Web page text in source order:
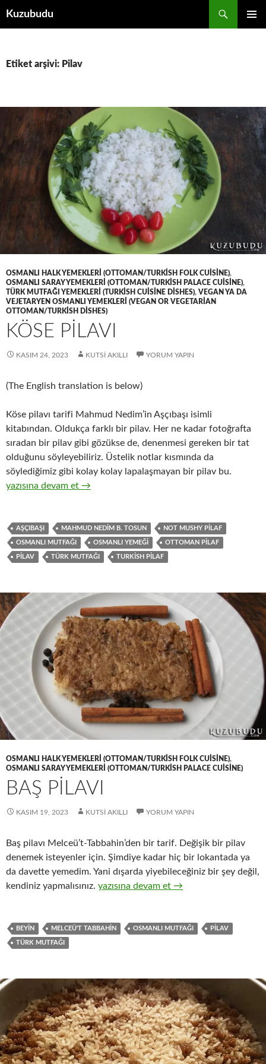
Kuzubudu
Etiket arşivi: Pilav
OSMANLI HALK YEMEKLERI (OTTOMAN/TURKISH FOLK CUISINE),
OSMANLI SARAY YEMEKLERI (OTTOMAN/TURKISH PALACE CUISINE),
TÜRK MUTFAĞI YEMEKLERI (TURKISH CUISINE DISHES), VEGAN YA DA
VEJETARYEN OSMANLI YEMEKLERI (VEGAN OR VEGETARIAN
OTTOMAN/TURKISH DISHES)
KÖSE PİLAVI
KASIM 24, 2023 KUTSI AKILLI YORUM YAPIN
(The English translation is below)
Köse pilavı tarifi Mahmud Nedim’in Aşçıbaşı isimli
kitabından. Oldukça farklı bir pilav. Her ne kadar fotoğrafta
sıradan bir pilav gibi gözükse de, denenmesi gereken bir tat
olduğunu söyleyebiliriz. Üstelik notlar kısmında da
söylediğimiz gibi kolay kolay lapalaşmayan bir pilav bu.
KÖSE PİLAVI
yazısına devam et →
AŞÇIBAŞI MAHMUD NEDIM B. TOSUN NOT MUSHY PILAF
OSMANLI MUTFAĞI OSMANLI YEMEĞI OTTOMAN PILAF
PILAV TÜRK MUTFAĞI TURKISH PILAF
OSMANLI HALK YEMEKLERI (OTTOMAN/TURKISH FOLK CUISINE),
OSMANLI SARAY YEMEKLERI (OTTOMAN/TURKISH PALACE CUISINE)
BAŞ PİLAVI
KASIM 19, 2023 KUTSI AKILLI YORUM YAPIN
Baş pilavı Melceü’t-Tabbahin’den bir tarif. Değişik bir pilav
denemek isteyenler için. Şimdiye kadar hiç bir lokantada ya
da davette yemedim. Yani dışarda yiyebileceğiniz bir şey değil,
kendiniz yapmalısınız. BAŞ PİLAVI
yazısına devam et →
BEYIN MELCEÜ'T TABBAHIN OSMANLI MUTFAĞI PILAV
TÜRK MUTFAĞI